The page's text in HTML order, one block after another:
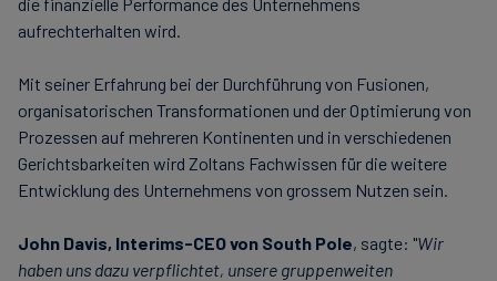
aufrechterhalten wird.
Mit seiner Erfahrung bei der Durchführung von Fusionen,
organisatorischen Transformationen und der Optimierung von
Prozessen auf mehreren Kontinenten und in verschiedenen
Gerichtsbarkeiten wird Zoltans Fachwissen für die weitere
Entwicklung des Unternehmens von grossem Nutzen sein.
John Davis, Interims-CEO von South Pole, sagte: "Wir
haben uns dazu verpflichtet, unsere gruppenweiten